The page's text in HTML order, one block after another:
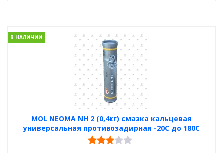
MOL NEOMA NH 2 (0,4кг) смазка кальцевая
универсальная противозадирная -20С до 180С
В НАЛИЧИИ